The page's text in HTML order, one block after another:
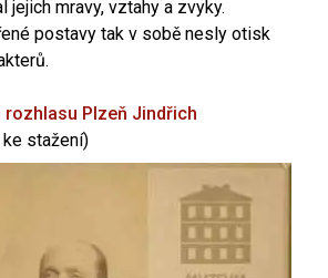
jejich mravy, vztahy a zvyky.
postavy tak v sobě nesly otisk
rozhlasu Plzeň Jindřich
stažení)